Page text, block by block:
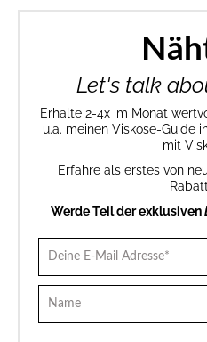
Let's talk
Erhalte 2-4x im Monat
u.a. meinen Viskose-Guide
mit
Erfahre als erstes von
Werde Teil der exklusiven